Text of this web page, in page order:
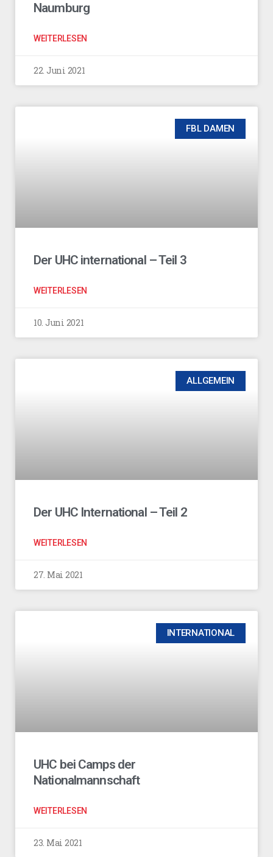
Naumburg
WEITERLESEN
22. Juni 2021
FBL DAMEN
Der UHC international – Teil 3
WEITERLESEN
10. Juni 2021
ALLGEMEIN
Der UHC International – Teil 2
WEITERLESEN
27. Mai 2021
INTERNATIONAL
UHC bei Camps der
Nationalmannschaft
WEITERLESEN
23. Mai 2021